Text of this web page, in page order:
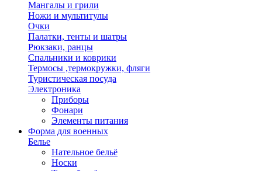
Мангалы и грили
Ножи и мультитулы
Очки
Палатки, тенты и шатры
Рюкзаки, ранцы
Спальники и коврики
Термосы ,термокружки, фляги
Туристическая посуда
Электроника
Приборы
Фонари
Элементы питания
Форма для военных
Белье
Нательное бельё
Носки